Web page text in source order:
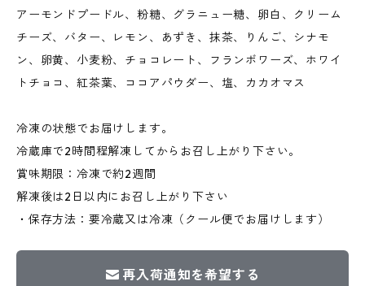
アーモンドプードル、粉糖、グラニュー糖、卵白、クリーム
チーズ、バター、レモン、あずき、抹茶、りんご、シナモ
ン、卵黄、小麦粉、チョコレート、フランボワーズ、ホワイ
トチョコ、紅茶葉、ココアパウダー、塩、カカオマス
冷凍の状態でお届けします。
冷蔵庫で2時間程解凍してからお召し上がり下さい。
賞味期限：冷凍で約2週間
解凍後は2日以内にお召し上がり下さい
・保存方法：要冷蔵又は冷凍（クール便でお届けします）
再入荷通知を希望する